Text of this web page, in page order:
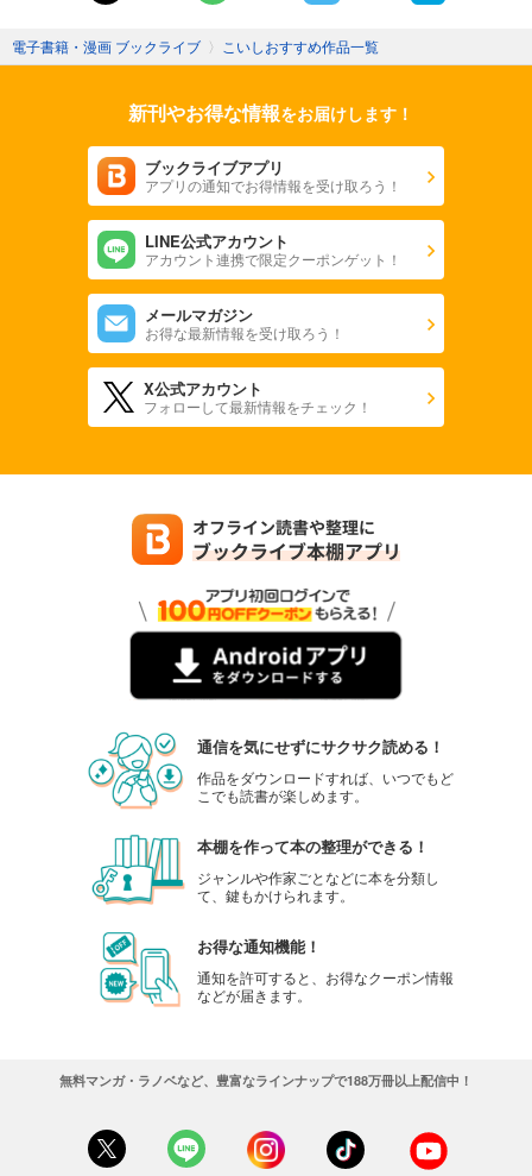
電子書籍・漫画 ブックライブ 〉 こいしおすすめ作品一覧
新刊やお得な情報をお届けします！
ブックライブアプリ
アプリの通知でお得情報を受け取ろう！
LINE公式アカウント
アカウント連携で限定クーポンゲット！
メールマガジン
お得な最新情報を受け取ろう！
X公式アカウント
フォローして最新情報をチェック！
通信を気にせずにサクサク読める！
作品をダウンロードすれば、いつでもど
こでも読書が楽しめます。
本棚を作って本の整理ができる！
ジャンルや作家ごとなどに本を分類し
て、鍵もかけられます。
お得な通知機能！
通知を許可すると、お得なクーポン情報
などが届きます。
無料マンガ・ラノベなど、豊富なラインナップで188万冊以上配信中！